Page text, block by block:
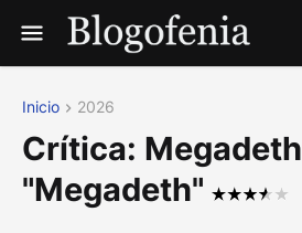
Inicio 2026
Crítica: Megadeth
"Megadeth"